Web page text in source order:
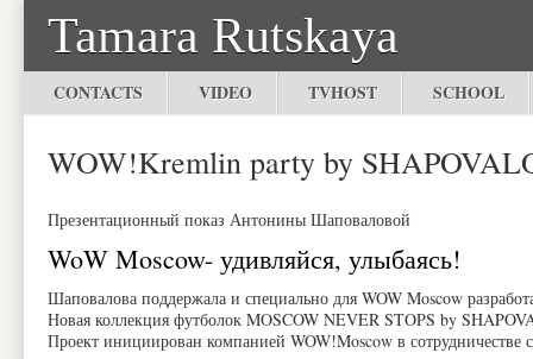
Tamara Rutskaya
CONTACTS VIDEO TVHOST SCHOOL
WOW!Kremlin party by
Презентационный показ Антонины Шаповаловой
WoW Moscow- удивляйся, улыбаясь!
Шаповалова поддержала и специально для WOW Moscow
Новая коллекция футболок MOSCOW NEVER STOPS by
Проект инициирован компанией WOW!Moscow в